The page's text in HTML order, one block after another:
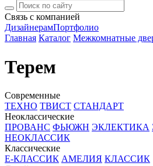
Связь с компанией
ДизайнерамПортфолио
Главная Каталог Межкомнатные
Терем
Современные
ТЕХНО ТВИСТ СТАНДАРТ
Неоклассические
ПРОВАНС ФЬЮЖН ЭКЛЕКТИКА
НЕОКЛАССИК
Классические
Е-КЛАССИК АМЕЛИЯ КЛАССИК